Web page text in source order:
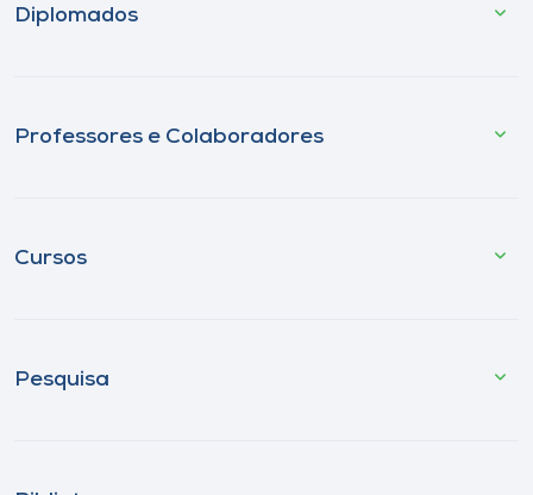
Diplomados
Professores e Colaboradores
Cursos
Pesquisa